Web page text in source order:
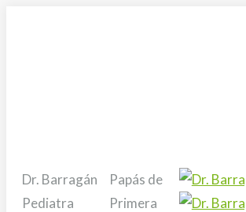
Dr. Barragán
Pediatra
Papás de
Primera